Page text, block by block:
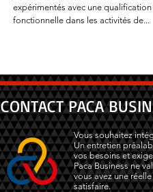
expérimentés avec une
fonctionnelle dans les activités de...
CONTACT PACA
Vous souhaitez
Un entretien
vos besoins et
Paca Business ne
vous avez une
satisfaire.